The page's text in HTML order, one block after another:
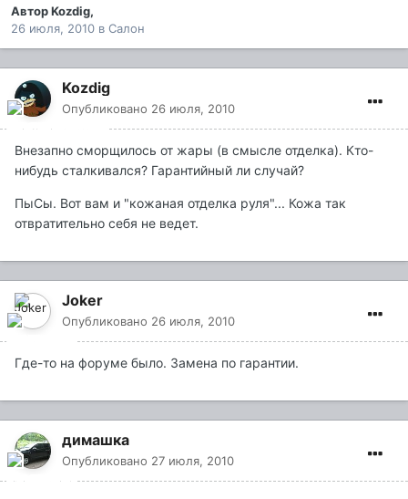
АвторKozdig,
26 июля, 2010 в Салон
Kozdig
Опубликовано 26 июля, 2010
Внезапно сморщилось от жары (в смысле отделка). Кто-
нибудь сталкивался? Гарантийный ли случай?
ПыСы. Вот вам и "кожаная отделка руля"... Кожа так
отвратительно себя не ведет.
Joker
Опубликовано 26 июля, 2010
Где-то на форуме было. Замена по гарантии.
димашка
Опубликовано 27 июля, 2010